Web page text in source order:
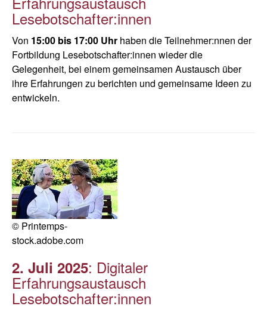
Lesebotschafter:innen
Von 15:00 bis 17:00 Uhr haben die Teilnehmer:nnen der
Fortbildung Lesebotschafter:innen wieder die
Gelegenheit, bei einem gemeinsamen Austausch über
ihre Erfahrungen zu berichten und gemeinsame Ideen zu
entwickeln.
© Printemps-
stock.adobe.com
2. Juli 2025: Digitaler
Erfahrungsaustausch
Lesebotschafter:innen